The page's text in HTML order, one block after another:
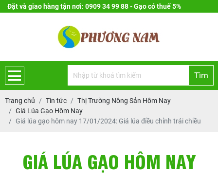
Đặt và giao hàng tận nơi: 0909 34 99 88 - Gạo có thuế 5%
Tìm
Trang chủ Tin tức
Thị Trường Nông Sản Hôm Nay
Giá Lúa Gạo Hôm Nay
Giá lúa gạo hôm nay 17/01/2024: Giá lúa điều chỉnh trái chiều
GIÁ LÚA GẠO HÔM NAY